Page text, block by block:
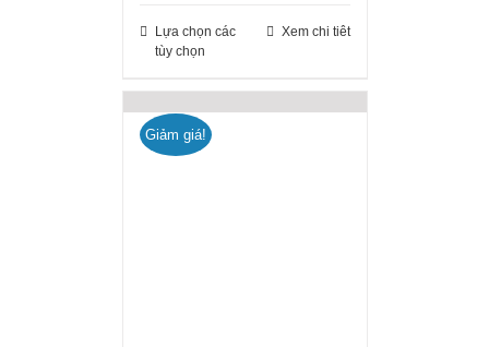
Lựa chọn các
tùy chọn
Xem chi tiêt
Giảm giá!